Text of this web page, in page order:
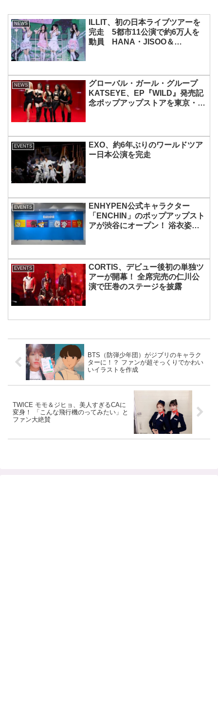
NEWS
ILLIT、初の日本ライブツアーを
完走 5都市11公演で約6万人を
動員 HANA・JISOO＆
NEWS
グローバル・ガール・グループ
KATSEYE、EP『WILD』発売記
念ポップアップストアを東京・原
EVENTS
EXO、約6年ぶりのワールドツア
ー日本公演を完走
EVENTS
ENHYPEN公式キャラクター
「ENCHIN」のポップアップスト
アが渋谷にオープン！ 浴衣姿の
EVENTS
CORTIS、デビュー後初の単独ツ
アーが開幕！ 全席完売の仁川公
演で圧巻のステージを披露
BTS（防弾少年団）がジブリのキャラク
ターに！？ ファンが超そっくりでかわい
いイラストを作成
TWICE モモ＆ジヒョ、美人すぎるCAに
変身！ 「こんな飛行機のってみたい」と
ファン大絶賛